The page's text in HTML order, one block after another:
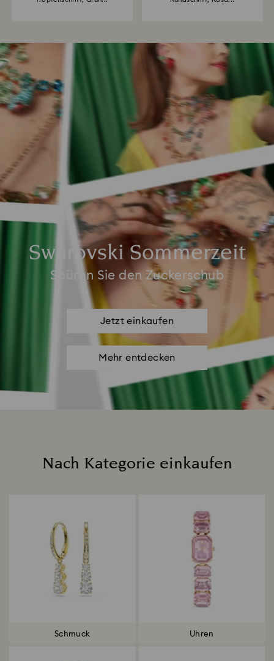
Swarovski Sommerzeit
Spüren Sie den Zuckerschub
Jetzt einkaufen
Mehr entdecken
Nach Kategorie einkaufen
Schmuck Uhren